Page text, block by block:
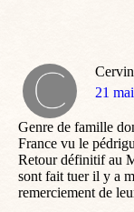
Cervin
dit
21
Genre de famille
France vu le
Retour définitif au
sont fait tuer il y a
remerciement de